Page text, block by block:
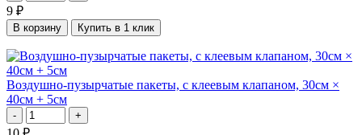
9 ₽
В корзину Купить в 1 клик
Воздушно-пузырчатые пакеты, с клеевым клапаном, 30см ×
40см + 5см
- +